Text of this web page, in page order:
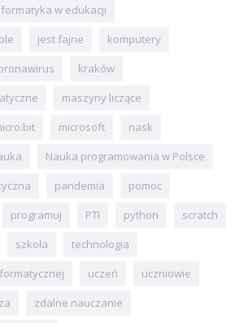
w edukacji
jest fajne
komputery
kraków
maszyny liczące
microsoft
nask
Nauka programowania w Polsce
pandemia
pomoc
programuj PTI python
scratch
szkoła
technologia
uczeń
uczniowie
zdalne nauczanie